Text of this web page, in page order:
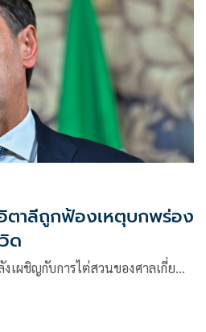
ตาลีถูกฟ้องเหตุบกพร่อง
ด
เผชิญกับการไต่สวนของศาลเกี่ย…